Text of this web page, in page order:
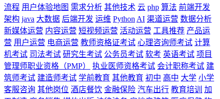
流程 用户体验地图 需求分析 其他技术 云 php 算法 前端开发
架构 java 大数据 后端开发 运维 Python AI 渠道运营 数据分析
新媒体运营 内容运营 短视频运营 活动运营 工具推荐 产品运
营 用户运营 电商运营 教师资格证考试 心理咨询师考试 计算
机考试 司法考试 研究生考试 公务员考试 软考 英语考试 项目
管理师职业资格（PMP）
执业医师资格考试 会计职称考试 建
筑师考试 建造师考试 学前教育 其他教育 初中 高中 大学 小学
客服咨询 其他岗位 酒店餐饮 金融保险 汽车出行 教育培训
加